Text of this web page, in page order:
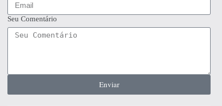
Seu Comentário
Enviar